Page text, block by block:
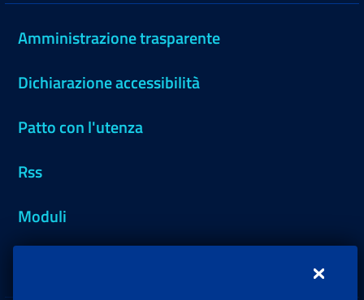
Amministrazione trasparente
Dichiarazione accessibilità
Patto con l'utenza
Rss
Moduli